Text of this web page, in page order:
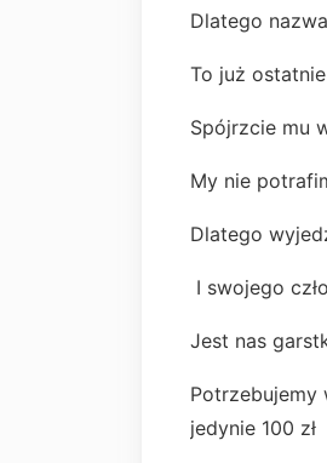
Dlatego
To już
Spójrzcie mu
My nie
Dlatego
I swojego
Jest nas
Potrzebujemy
jedynie 100 zł